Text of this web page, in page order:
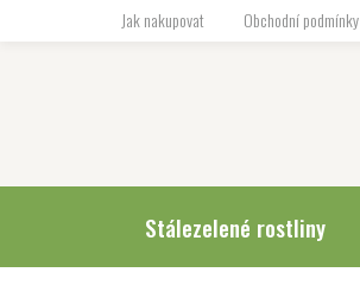
Jak nakupovat Obchodní podmínky
Stálezelené rostliny